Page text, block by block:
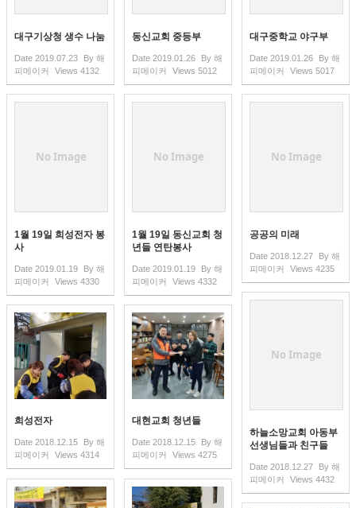
대구기상청 생수 나눔
Date 2019.07.23 By 해
피메이커
Views 4132
동신교회 중등부
Date 2019.01.26 By 해
피메이커
Views 5012
대구중학교 야구부
Date 2019.01.26 By 해
피메이커
Views 5017
No Image
1월 19일 희성전자 봉
사
Date 2019.01.19 By 해
피메이커
Views 4330
No Image
1월 19일 동신교회 청
년들 연탄봉사
Date 2019.01.19 By 해
피메이커
Views 4332
No Image
공공의 미래
Date 2018.12.27 By 해
피메이커
Views 4235
No Image
하늘소망교회 아동부
선생님들과 친구들
Date 2018.12.27 By 해
피메이커
Views 4432
희성전자
Date 2018.12.15 By 해
피메이커
Views 4314
대현교회 청년들
Date 2018.12.15 By 해
피메이커
Views 4275